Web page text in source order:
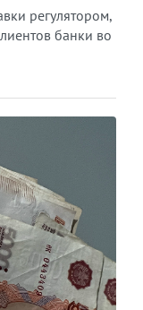
регулятором,
банки во